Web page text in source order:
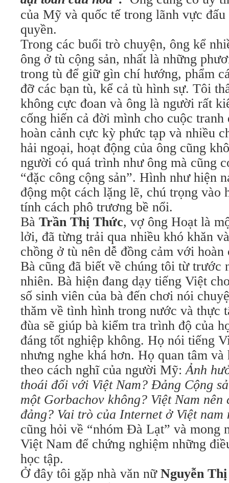
của Mỹ và quốc tế trong lãnh vực đấu
quyền.
Trong các buổi trò chuyện, ông kể
ông ở tù cộng sản, nhất là những
trong tù để giữ gìn chí hướng, phẩm
đỡ các bạn tù, kể cả tù hình sự. Tôi
không cực đoan và ông là người rất
cống hiến cả đời mình cho cuộc
hoàn cảnh cực kỳ phức tạp và nhiều
hải ngoại, hoạt động của ông cũng
người có quá trình như ông mà cũng
“đặc công cộng sản”. Hình như hiện
động một cách lặng lẽ, chú trọng vào
tính cách phô trương bề nổi.
Bà Trần Thị Thức, vợ ông Hoạt là
lởi, đã từng trải qua nhiều khó khăn
chồng ở tù nên dễ đồng cảm với
Bà cũng đã biết về chúng tôi từ trước
nhiên. Bà hiện đang dạy tiếng Việt
số sinh viên của bà đến chơi nói
thăm về tình hình trong nước và thực
đùa sẽ giúp bà kiểm tra trình độ của
đáng tốt nghiệp không. Họ nói tiếng
nhưng nghe khá hơn. Họ quan tâm
theo cách nghĩ của người Mỹ:Ảnh
thoái đối với Việt Nam? Đảng Cộng
một Gorbachov không? Việt Nam nên
đảng? Vai trò của Internet ở Việt
cũng hỏi về “nhóm Đà Lạt” và mong
Việt Nam để chứng nghiệm những
học tập.
Ở đây tôi gặp nhà văn nữ Nguyễn